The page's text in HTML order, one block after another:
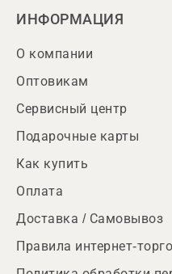
ИНФОРМАЦИЯ
О компании
Оптовикам
Сервисный центр
Подарочные карты
Как купить
Оплата
Доставка / Самовывоз
Правила интернет-